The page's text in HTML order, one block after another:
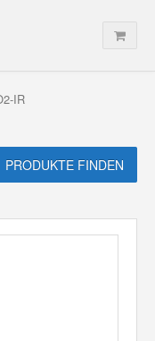
IR
PRODUKTE FINDEN